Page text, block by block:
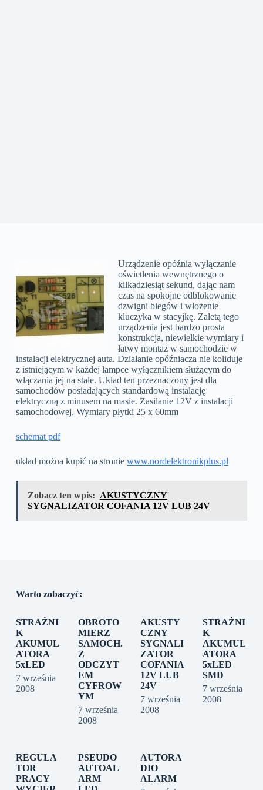
Urządzenie opóźnia wyłączanie
oświetlenia wewnętrznego o
kilkadziesiąt sekund, dając nam
czas na spokojne odblokowanie
dzwigni biegów i włożenie
kluczyka w stacyjkę. Zaletą tego
urządzenia jest bardzo prosta
konstrukcja, niewielkie wymiary i
łatwy montaż w samochodzie w
instalacji elektrycznej auta. Działanie opóźniacza nie koliduje
z istniejącym w każdej lampce wyłącznikiem służącym do
włączania jej na stałe. Układ ten przeznaczony jest dla
samochodów posiadających standardową instalację
elektryczną z minusem na masie. Zasilanie 12V z instalacji
samochodowej. Wymiary płytki 25 x 60mm
schemat pdf
układ można kupić na stronie www.nordelektronikplus.pl
Zobacz ten wpis: AKUSTYCZNY
SYGNALIZATOR COFANIA 12V LUB 24V
Warto zobaczyć:
STRAŻNI
K
AKUMUL
ATORA
5xLED
7 września
2008
OBROTO
MIERZ
SAMOCH.
Z
ODCZYT
EM
CYFROW
YM
7 września
2008
AKUSTY
CZNY
SYGNALI
ZATOR
COFANIA
12V LUB
24V
7 września
2008
STRAŻNI
K
AKUMUL
ATORA
5xLED
SMD
7 września
2008
REGULA
TOR
PRACY
PSEUDO
AUTOAL
ARM
AUTORA
DIO
ALARM